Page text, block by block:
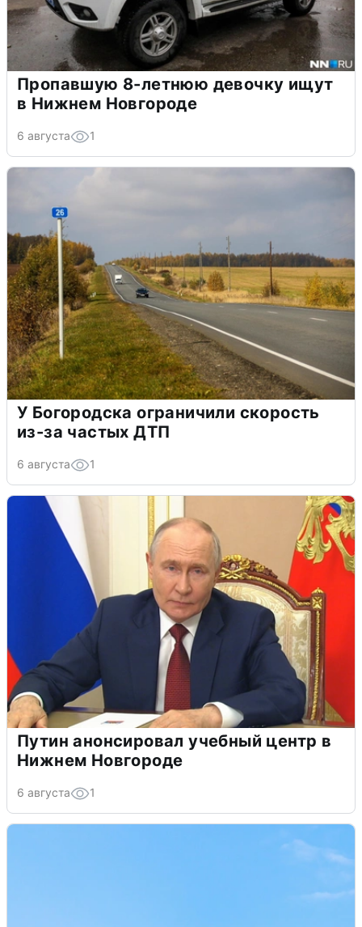
Пропавшую 8-летнюю девочку ищут
в Нижнем Новгороде
6 августа 1
У Богородска ограничили скорость
из-за частых ДТП
6 августа 1
Путин анонсировал учебный центр в
Нижнем Новгороде
6 августа 1